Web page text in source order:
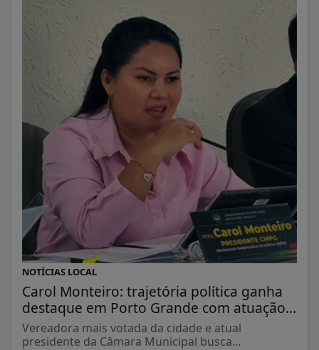
NOTÍCIAS LOCAL
Carol Monteiro: trajetória política ganha
destaque em Porto Grande com atuação...
Vereadora mais votada da cidade e atual
presidente da Câmara Municipal busca...